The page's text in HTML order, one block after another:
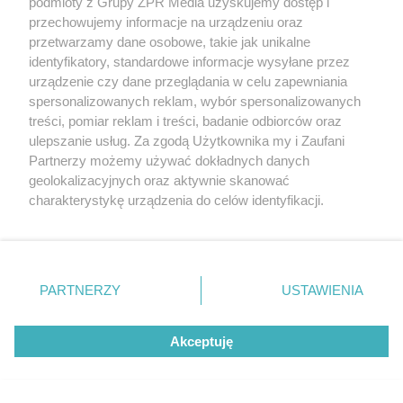
rywalkę w WTA Toronto. Czy
Polka zrewanżuje się za
ostatnią porażkę?
ŻUŻEL
Abramczyk Polonia
przechowujemy informacje na urządzeniu oraz
przetwarzamy dane osobowe, takie jak unikalne
identyfikatory, standardowe informacje wysyłane przez
urządzenie czy dane przeglądania w celu zapewniania
spersonalizowanych reklam, wybór spersonalizowanych
treści, pomiar reklam i treści, badanie odbiorców oraz
ulepszanie usług. Za zgodą Użytkownika my i Zaufani
Partnerzy możemy używać dokładnych danych
geolokalizacyjnych oraz aktywnie skanować
charakterystykę urządzenia do celów identyfikacji.
zmienić/wycofać klikając przycisk ustawień prywatności
znajdujący się w lewym dolnym rogu strony
rodzaje przetwarzania danych nie wymagają zgody
użytkownika, ale masz prawo sprzeciwić się takiemu
przetwarzaniu. Preferencje będą miały zastosowanie tylko
PARTNERZY USTAWIENIA
Akceptuję